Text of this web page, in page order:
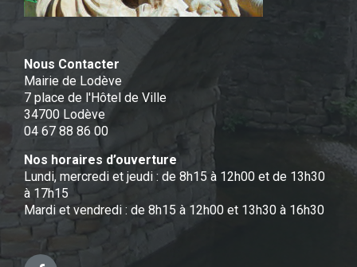
Nous Contacter
Mairie de Lodève
7 place de l'Hôtel de Ville
34700 Lodève
04 67 88 86 00
Nos horaires d’ouverture
Lundi, mercredi et jeudi : de 8h15 à 12h00 et de 13h30
à 17h15
Mardi et vendredi : de 8h15 à 12h00 et 13h30 à 16h30